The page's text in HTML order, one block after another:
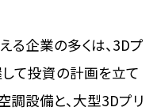
る企業の多くは、3Dプ
て投資の計画を立て
調設備と、大型3Dプリ